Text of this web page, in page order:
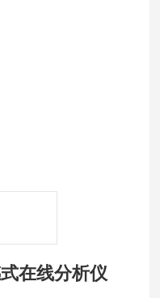
在线分析仪